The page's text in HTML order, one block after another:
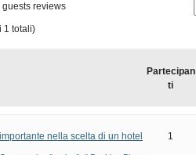
reviews
1 totali)
Partecipan
ti
nella scelta di un hotel 1